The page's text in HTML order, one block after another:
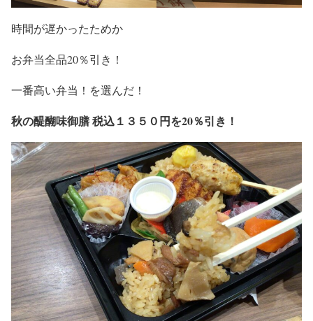
時間が遅かったためか
お弁当全品20％引き！
一番高い弁当！を選んだ！
秋の醍醐味御膳 税込１３５０円を20％引き！